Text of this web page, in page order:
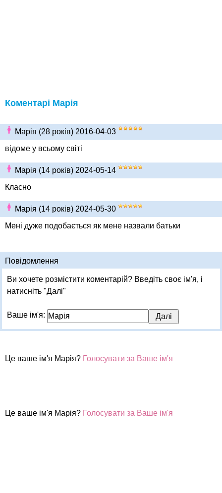
Коментарі Марія
Марія (28 років) 2016-04-03
відоме у всьому світі
Марія (14 років) 2024-05-14
Класно
Марія (14 років) 2024-05-30
Мені дуже подобається як мене назвали батьки
Повідомлення
Ви хочете розмістити коментарій? Введіть своє ім'я, і
натисніть "Далі"
Ваше ім'я:
Це ваше ім'я Марія? Голосувати за Ваше ім'я
Це ваше ім'я Марія? Голосувати за Ваше ім'я